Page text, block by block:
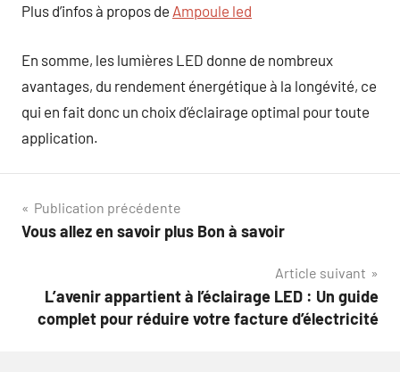
Plus d’infos à propos de Ampoule led
En somme, les lumières LED donne de nombreux
avantages, du rendement énergétique à la longévité, ce
qui en fait donc un choix d’éclairage optimal pour toute
application.
Navigation
de
Publication précédente
Vous allez en savoir plus Bon à savoir
Article suivant
L’avenir appartient à l’éclairage LED : Un guide
complet pour réduire votre facture d’électricité